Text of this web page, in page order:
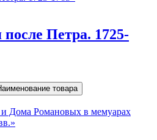
Петра. 1725-